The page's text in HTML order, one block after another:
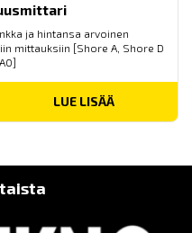
ja hintansa arvoinen
mittauksiin [Shore A, Shore D
A0]
LUE LISÄÄ